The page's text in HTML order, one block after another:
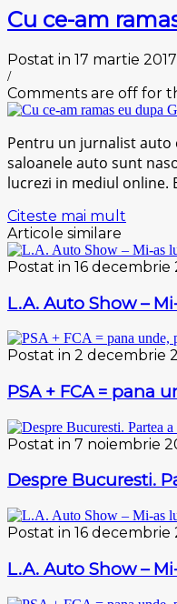
Cu ce-am
Postat in 17 martie 2017
/
Comments are off for
Pentru un jurnalist auto
saloanele auto sunt
lucrezi in mediul online.
Citeste mai mult
Articole similare
Postat in 16 decembrie
L.A. Auto Show –
Postat in 2 decembrie
PSA + FCA = pana
Postat in 7 noiembrie
Despre Bucuresti.
Postat in 16 decembrie
L.A. Auto Show –